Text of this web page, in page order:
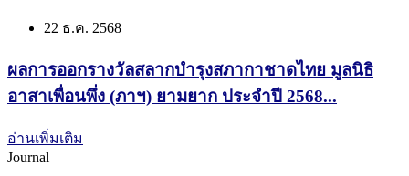
22 ธ.ค. 2568
ผลการออกรางวัลสลากบำรุงสภากาชาดไทย มูลนิธิ
อาสาเพื่อนพึ่ง (ภาฯ) ยามยาก ประจำปี 2568...
อ่านเพิ่มเติม
Journal